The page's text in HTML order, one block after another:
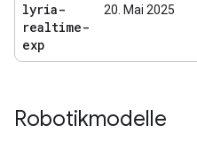
lyria-
realtime-
exp
20. Mai 2025
Robotikmodelle